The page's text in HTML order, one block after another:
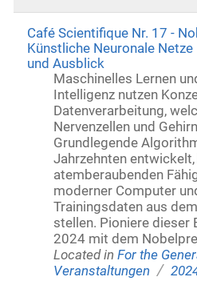
Café Scientifique Nr. 17 -
Künstliche Neuronale
und Ausblick
Maschinelles Lernen
Intelligenz nutzen
Datenverarbeitung,
Nervenzellen und
Grundlegende
Jahrzehnten
atemberaubenden
moderner Computer
Trainingsdaten aus
stellen. Pioniere dieser
2024 mit dem
Located inFor the
Veranstaltungen /